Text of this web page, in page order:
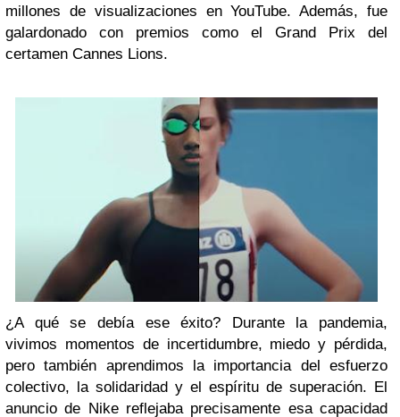
millones de visualizaciones en YouTube. Además, fue
galardonado con premios como el Grand Prix del
certamen Cannes Lions.
¿A qué se debía ese éxito? Durante la pandemia,
vivimos momentos de incertidumbre, miedo y pérdida,
pero también aprendimos la importancia del esfuerzo
colectivo, la solidaridad y el espíritu de superación. El
anuncio de Nike reflejaba precisamente esa capacidad